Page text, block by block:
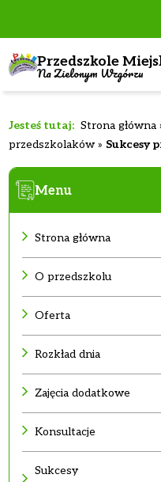
Przedszkole
Na Zielonym Wzgórzu
Strona główna
przedszkolaków» Sukcesy
Menu
Strona główna
O przedszkolu
Oferta
Rozkład dnia
Zajęcia dodatkowe
Konsultacje
Sukcesy